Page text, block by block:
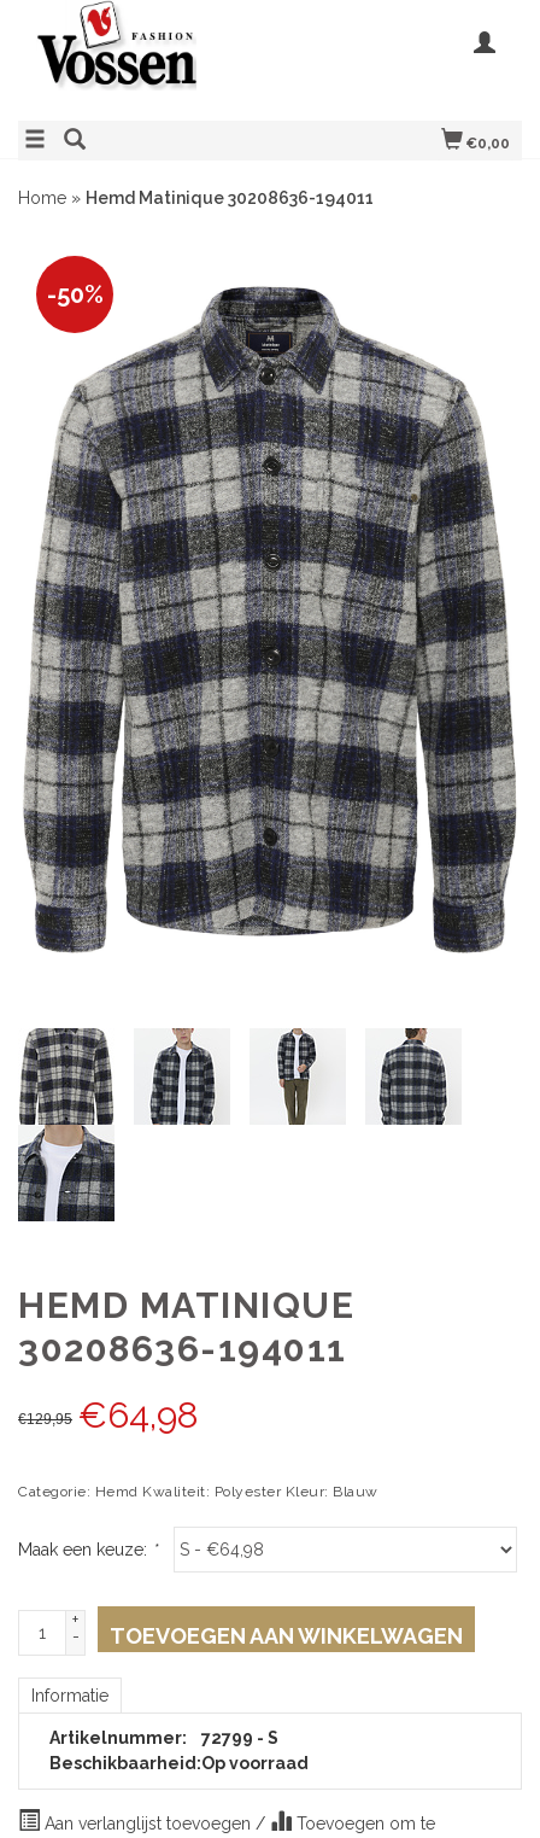
€0,00
Home » Hemd Matinique 30208636-194011
-50%
HEMD MATINIQUE
30208636-194011
€129,95 €64,98
Categorie: Hemd Kwaliteit: Polyester Kleur: Blauw
Maak een keuze: *
+
-
TOEVOEGEN AAN WINKELWAGEN
Informatie
Artikelnummer:
72799 - S
Beschikbaarheid:Op voorraad
Aan verlanglijst toevoegen /
Toevoegen om te